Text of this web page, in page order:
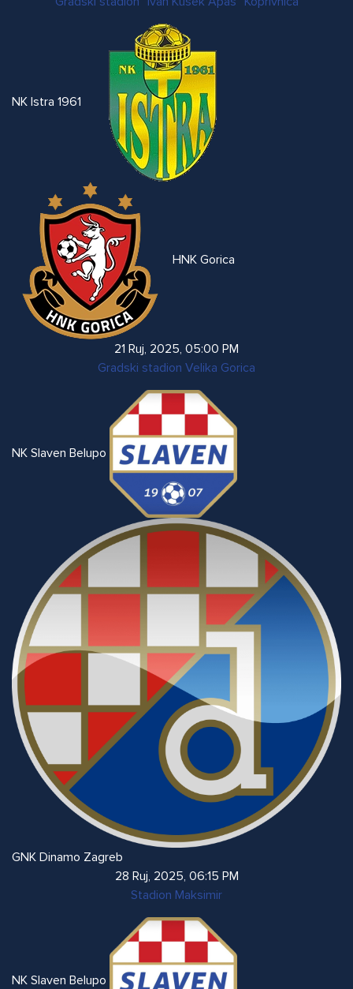
NK Istra 1961
HNK Gorica
21 Ruj, 2025, 05:00 PM
Gradski stadion Velika Gorica
NK Slaven Belupo
GNK Dinamo Zagreb
28 Ruj, 2025, 06:15 PM
Stadion Maksimir
NK Slaven Belupo